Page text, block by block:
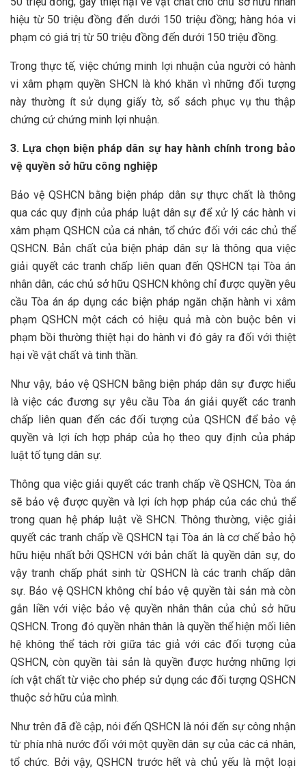
hiệu từ 50 triệu đồng đến dưới 150 triệu đồng; hàng hóa vi
phạm có giá trị từ 50 triệu đồng đến dưới 150 triệu đồng.
Trong thực tế, việc chứng minh lợi nhuận của người có hành
vi xâm phạm quyền SHCN là khó khăn vì những đối tượng
này thường ít sử dụng giấy tờ, sổ sách phục vụ thu thập
chứng cứ chứng minh lợi nhuận.
3. Lựa chọn biện pháp dân sự hay hành chính trong bảo
vệ quyền sở hữu công nghiệp
Bảo vệ QSHCN bằng biện pháp dân sự thực chất là thông
qua các quy định của pháp luật dân sự để xử lý các hành vi
xâm phạm QSHCN của cá nhân, tổ chức đối với các chủ thể
QSHCN. Bản chất của biện pháp dân sự là thông qua việc
giải quyết các tranh chấp liên quan đến QSHCN tại Tòa án
nhân dân, các chủ sở hữu QSHCN không chỉ được quyền yêu
cầu Tòa án áp dụng các biện pháp ngăn chặn hành vi xâm
phạm QSHCN một cách có hiệu quả mà còn buộc bên vi
phạm bồi thường thiệt hại do hành vi đó gây ra đối với thiệt
hại về vật chất và tinh thần.
Như vậy, bảo vệ QSHCN bằng biện pháp dân sự được hiểu
là việc các đương sự yêu cầu Tòa án giải quyết các tranh
chấp liên quan đến các đối tượng của QSHCN để bảo vệ
quyền và lợi ích hợp pháp của họ theo quy định của pháp
luật tố tụng dân sự.
Thông qua việc giải quyết các tranh chấp về QSHCN, Tòa án
sẽ bảo vệ được quyền và lợi ích hợp pháp của các chủ thể
trong quan hệ pháp luật về SHCN. Thông thường, việc giải
quyết các tranh chấp về QSHCN tại Tòa án là cơ chế bảo hộ
hữu hiệu nhất bởi QSHCN với bản chất là quyền dân sự, do
vậy tranh chấp phát sinh từ QSHCN là các tranh chấp dân
sự. Bảo vệ QSHCN không chỉ bảo vệ quyền tài sản mà còn
gắn liền với việc bảo vệ quyền nhân thân của chủ sở hữu
QSHCN. Trong đó quyền nhân thân là quyền thể hiện mối liên
hệ không thể tách rời giữa tác giả với các đối tượng của
QSHCN, còn quyền tài sản là quyền được hưởng những lợi
ích vật chất từ việc cho phép sử dụng các đối tượng QSHCN
thuộc sở hữu của mình.
Như trên đã đề cập, nói đến QSHCN là nói đến sự công nhận
từ phía nhà nước đối với một quyền dân sự của các cá nhân,
tổ chức. Bởi vậy, QSHCN trước hết và chủ yếu là một loại